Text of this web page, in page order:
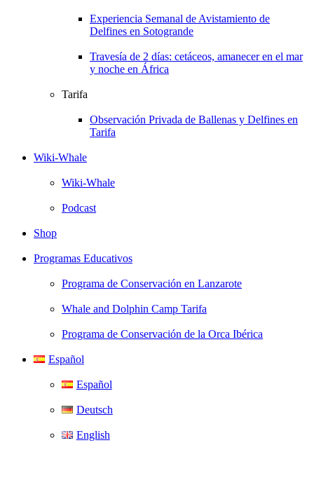
Experiencia Semanal de Avistamiento de
Delfines en Sotogrande
Travesía de 2 días: cetáceos, amanecer en el mar
y noche en África
Tarifa
Observación Privada de Ballenas y Delfines en
Tarifa
Wiki-Whale
Wiki-Whale
Podcast
Shop
Programas Educativos
Programa de Conservación en Lanzarote
Whale and Dolphin Camp Tarifa
Programa de Conservación de la Orca Ibérica
Español
Español
Deutsch
English